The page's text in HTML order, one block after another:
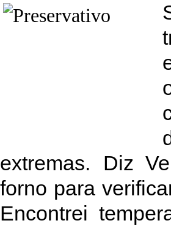
extremas. Diz
forno para
Encontrei